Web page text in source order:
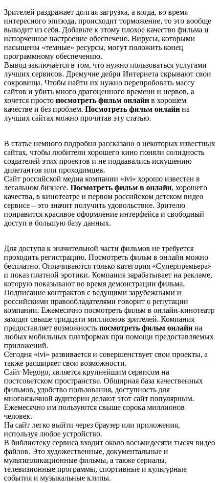
Зрителей раздражает долгая загрузка, а когда, во время
интересного эпизода, происходит торможение, то это вообще
выводит из себя. Добавьте к этому плохое качество фильма и
испорченное настроение обеспечено. Вирусы, которыми
насыщены «темные» ресурсы, могут положить конец
программному обеспечению.
Вывод заключается в том, что нужно пользоваться услугами
лучших сервисов. Дремучие дебри Интернета скрывают свои
сокровища. Чтобы найти их нужно перепробовать массу
сайтов и убить много драгоценного времени и нервов, а
хочется просто посмотреть фильм онлайн в хорошем
качестве и без проблем. Посмотреть фильм онлайн на
лучших сайтах можно прочитав эту статью.
В статье немного подробно рассказано о некоторых известных
сайтах, чтобы любители хорошего кино поняли солидность
создателей этих проектов и не поддавались искушению
дилетантов или проходимцев.
Сайт российской медиа компании «ivi» хорошо известен в
легальном бизнесе. Посмотреть фильм в онлайн, хорошего
качества, в кинотеатре и первом российском детском видео
сервисе – это значит получить удовольствие. Зрителю
понравится красивое оформление интерфейса и свободный
доступ в большую базу данных.
Для доступа к значительной части фильмов не требуется
проходить регистрацию. Посмотреть фильм в онлайн можно
бесплатно. Оплачиваются только категория «Суперпремьера»
и показ платной эротики. Компания зарабатывает на рекламе,
которую показывают во время демонстрации фильма.
Подписание контрактов с ведущими зарубежными и
российскими правообладателями говорит о репутации
компании. Ежемесячно посмотреть фильм в онлайн-кинотеатр
заходят свыше тридцати миллионов зрителей. Компания
предоставляет возможность посмотреть фильм онлайн на
любых мобильных платформах при помощи предоставляемых
приложений.
Сегодня «ivi» развивается и совершенствует свои проекты, а
также расширяет свои возможности.
Сайт Меgоgо, является крупнейшим сервисом на
постсоветском пространстве. Обширная база качественных
фильмов, удобство пользования, доступность для
многоязычной аудитории делают этот сайт популярным.
Ежемесячно им пользуются свыше сорока миллионов
человек.
На сайт легко выйти через браузер или приложения,
используя любое устройство.
В библиотеку сервиса входит около восьмидесяти тысяч видео
файлов. Это художественные, документальные и
мультипликационные фильмы, а также сериалы,
телевизионные программы, спортивные и культурные
события и музыкальные клипы.